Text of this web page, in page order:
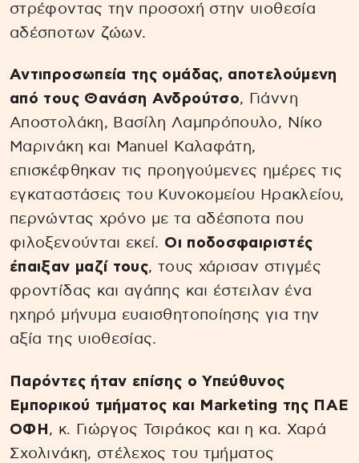
στρέφοντας την προσοχή στην υιοθεσία
αδέσποτων ζώων.
Αντιπροσωπεία της ομάδας, αποτελούμενη
από τους Θανάση Ανδρούτσο, Γιάννη
Αποστολάκη, Βασίλη Λαμπρόπουλο, Νίκο
Μαρινάκη και Manuel Καλαφάτη,
επισκέφθηκαν τις προηγούμενες ημέρες τις
εγκαταστάσεις του Κυνοκομείου Ηρακλείου,
περνώντας χρόνο με τα αδέσποτα που
φιλοξενούνται εκεί. Οι ποδοσφαιριστές
έπαιξαν μαζί τους, τους χάρισαν στιγμές
φροντίδας και αγάπης και έστειλαν ένα
ηχηρό μήνυμα ευαισθητοποίησης για την
αξία της υιοθεσίας.
Παρόντες ήταν επίσης ο Υπεύθυνος
Εμπορικού τμήματος και Marketing της ΠΑΕ
ΟΦΗ , κ. Γιώργος Τσιράκος και η κα. Χαρά
Σχολινάκη, στέλεχος του τμήματος